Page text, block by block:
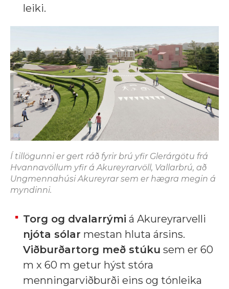
leiki.
Í tillögunni er gert ráð fyrir brú yfir Glerárgötu frá
Hvannavöllum yfir á Akureyrarvöll, Vallarbrú, að
Ungmennahúsi Akureyrar sem er hægra megin á
myndinni.
Torg og dvalarrými á Akureyrarvelli
njóta sólar mestan hluta ársins.
Viðburðartorg með stúku sem er 60
m x 60 m getur hýst stóra
menningarviðburði eins og tónleika